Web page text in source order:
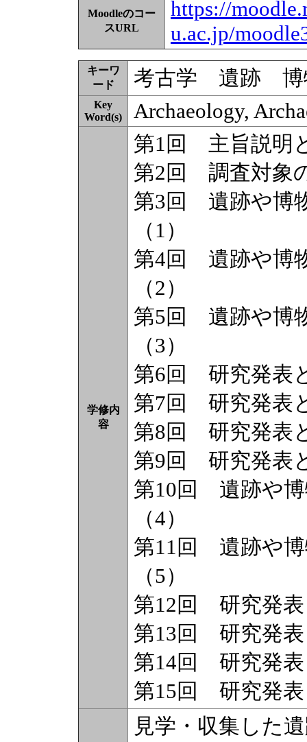
Moodleのコー
スURL
https://
u.ac.jp/
キーワ
ード
考古学 遺跡 博
Key
Word(s)
Archaeology,
学修内
容
第1回 主旨説明
第2回 調査対象
第3回 遺跡や博
（1）
第4回 遺跡や博
（2）
第5回 遺跡や博
（3）
第6回 研究発表
第7回 研究発表
第8回 研究発表
第9回 研究発表
第10回 遺跡や博
（4）
第11回 遺跡や博
（5）
第12回 研究発表
第13回 研究発表
第14回 研究発表
第15回 研究発表
見学・収集した